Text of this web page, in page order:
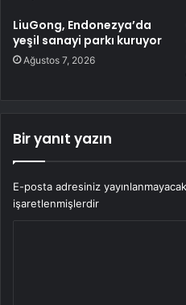
LiuGong, Endonezya’da
yeşil sanayi parkı kuruyor
Ağustos 7, 2026
Bir yanıt yazın
E-posta adresiniz
işaretlenmişlerdir